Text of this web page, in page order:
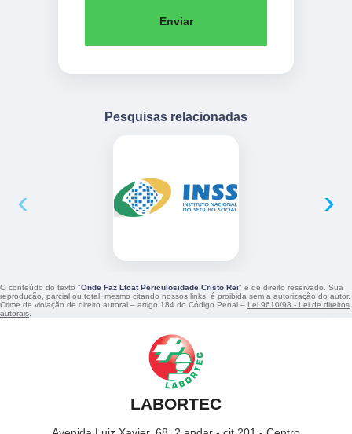
Enviar
Pesquisas relacionadas
‹ ›
O conteúdo do texto "Onde Faz Ltcat Periculosidade Cristo Rei" é de direito reservado. Sua
reprodução, parcial ou total, mesmo citando nossos links, é proibida sem a autorização do autor.
Crime de violação de direito autoral – artigo 184 do Código Penal – Lei 9610/98 - Lei de direitos
autorais
LABORTEC